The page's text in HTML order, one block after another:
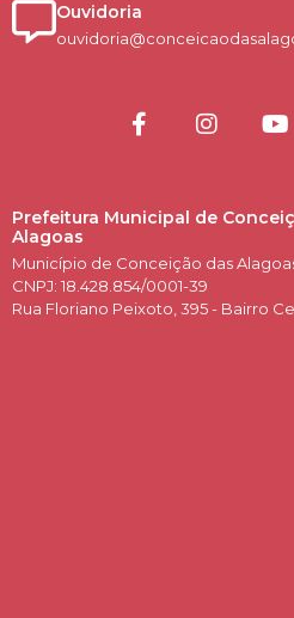
Ouvidoria
Prefeitura Municipal de
Alagoas
Município de Conceição das
CNPJ: 18.428.854/0001-39
Rua Floriano Peixoto, 395 - Bairro